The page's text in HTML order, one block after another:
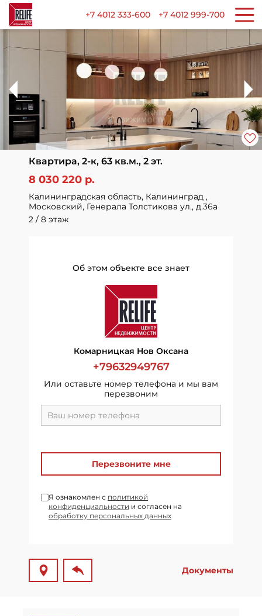
+7 4012 333-600 +7 4012 999-700
Квартира, 2-к, 63 кв.м., 2 эт.
8 030 220 р.
Калининградская область, Калининград ,
Московский, Генерала Толстикова ул., д.36а
2 / 8 этаж
Об этом объекте все знает
Комарницкая Нов Оксана
+79632949767
Или оставьте номер телефона и мы вам
перезвоним
Перезвоните мне
Я ознакомлен с политикой
конфиденциальности и согласен на
обработку персональных данных
Документы